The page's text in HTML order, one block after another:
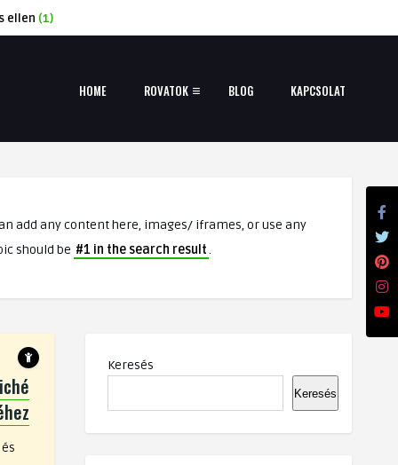
ellen (1)
HOME ROVATOK BLOG KAPCSOLAT
add any content here, images/ iframes, or use any
should be #1 in the search result.
Keresés
Keresés